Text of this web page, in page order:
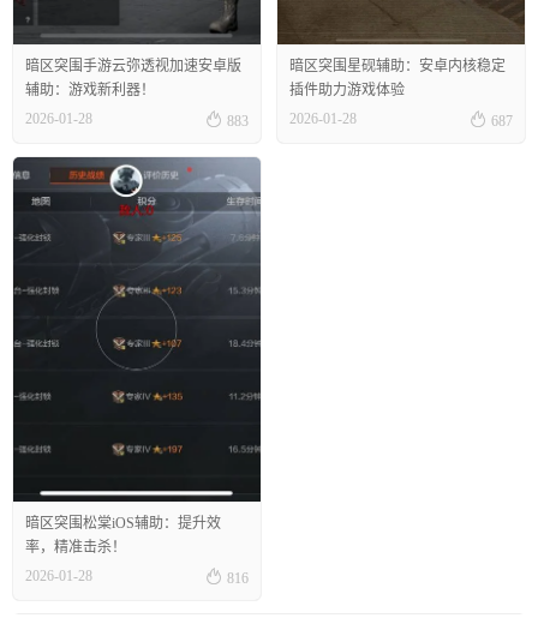
暗区突围手游云弥透视加速安卓版
辅助：游戏新利器！
2026-01-28
 883
暗区突围星砚辅助：安卓内核稳定
插件助力游戏体验
2026-01-28
 687
暗区突围松棠iOS辅助：提升效
率，精准击杀！
2026-01-28
 816